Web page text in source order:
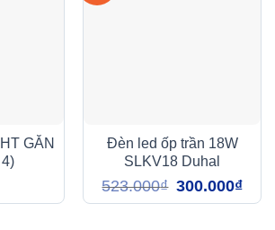
GẮN
Đèn led ốp trần 18W
SLKV18 Duhal
523.000₫ Giá
gốc
là:
300.000₫Giá
tại